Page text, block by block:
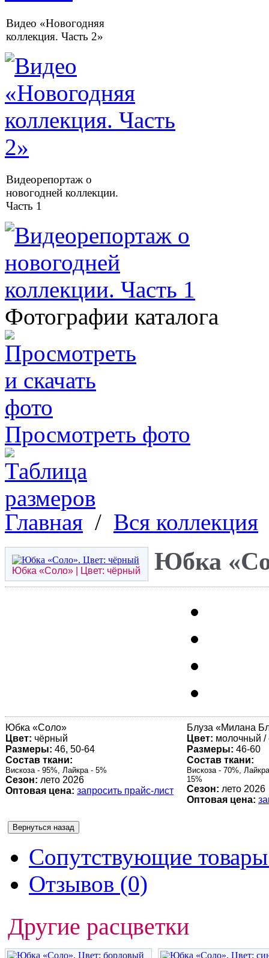
Видео «Новогодняя
коллекция. Часть 2»
Видеорепортаж о
новогодней коллекции.
Часть 1
Фотографии каталога
Просмотреть фото
Главная / Вся коллекция
Юбка «Соло» | Цвет: чёрный Юбка
Юбка «Соло»
Цвет: чёрный
Размеры: 46, 50-64
Состав ткани:
Вискоза - 95%, Лайкра - 5%
Сезон: лето 2026
Оптовая цена: запросить прайс-лист
Блуза «Милана
Цвет: молочный /
Размеры: 46-60
Состав ткани:
Вискоза - 70%,
15%
Сезон: лето 2026
Оптовая цена:
Сопутствующие
Отзывов (0)
Другие расцветки